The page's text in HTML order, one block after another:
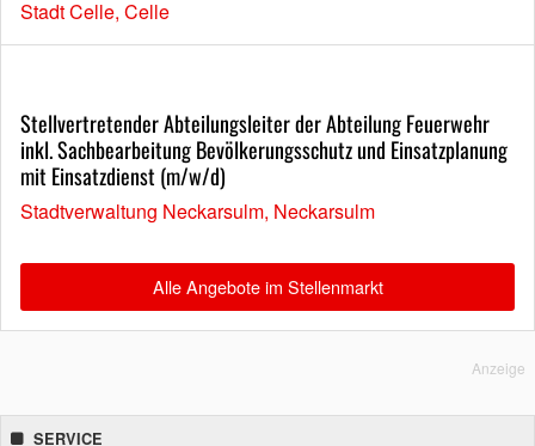
Stadt Celle, Celle
Stellvertretender Abteilungsleiter der Abteilung Feuerwehr
inkl. Sachbearbeitung Bevölkerungsschutz und Einsatzplanung
mit Einsatzdienst (m/w/d)
Stadtverwaltung Neckarsulm, Neckarsulm
Alle Angebote im Stellenmarkt
Anzeige
SERVICE